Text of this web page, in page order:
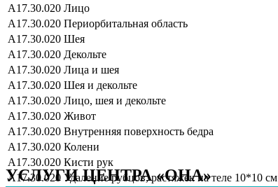
А17.30.020 Лицо
А17.30.020 Периорбитальная область
А17.30.020 Шея
А17.30.020 Декольте
А17.30.020 Лица и шея
А17.30.020 Шея и декольте
А17.30.020 Лицо, шея и декольте
А17.30.020 Живот
А17.30.020 Внутренняя поверхность бедра
А17.30.020 Колени
А17.30.020 Кисти рук
А17.30.020 Удаление рубцов, растяжек на теле 10*10 см
УСЛУГИ ЦЕНТРА «ОНА»